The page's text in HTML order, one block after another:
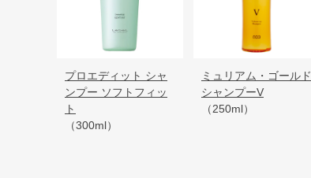
プロエディット シャ
ンプー ソフトフィッ
ト
（300ml）
ミュリアム・ゴールド
シャンプーV
（250ml）